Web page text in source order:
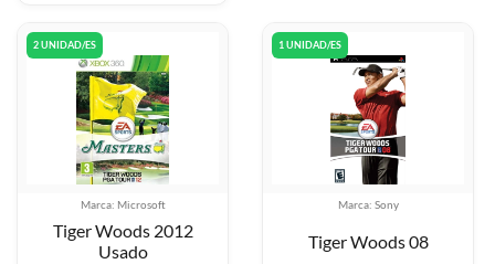
2 UNIDAD/ES
Marca: Microsoft
Tiger Woods 2012
Usado
1 UNIDAD/ES
Marca: Sony
Tiger Woods 08